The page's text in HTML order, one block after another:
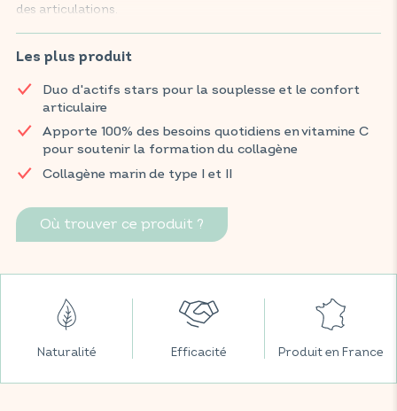
des articulations.
Ce complément alimentaire, enrichi en collagène marin, aide à
maintenir le bon état des cartilages et des os. Sa formule
souplesse et la résistance des articulations, à la vitamine C, qui
contribue à la formation normale du collagène et au maintien
des os et des cartilages.
Retrouvez vos produits VITAVEA BIEN-ÊTRE dans toutes vos
grandes surfaces préférées.
Les plus produit
Duo d'actifs stars pour la souplesse et le confort
articulaire
Apporte 100% des besoins quotidiens en vitamine C
pour soutenir la formation du collagène
Collagène marin de type I et II
Où trouver ce produit ?
Naturalité Efficacité Produit en France